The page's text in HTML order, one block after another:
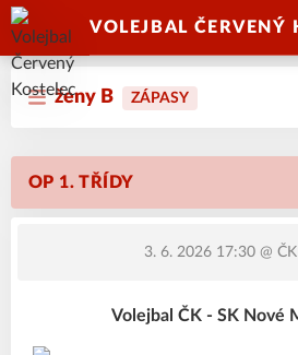
VOLEJBAL ČERVENÝ
ženy B ZÁPASY
OP 1. TŘÍDY
3. 6. 2026 17:30@
Volejbal ČK - SK Nové